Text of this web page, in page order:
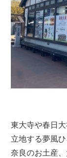
東大寺や春日
立地する夢風
奈良のお土産